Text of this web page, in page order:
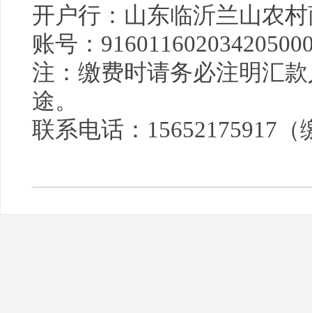
开户行：山东临沂兰山农
账号：
注：缴费时请务必注明汇
途。
联系电话：15652175917